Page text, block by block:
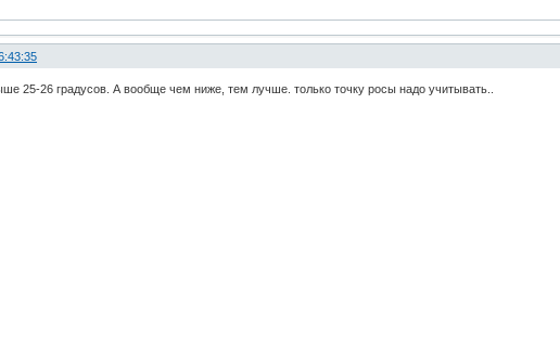
25-26 градусов. А вообще чем ниже, тем лучше. только точку росы надо учитывать..